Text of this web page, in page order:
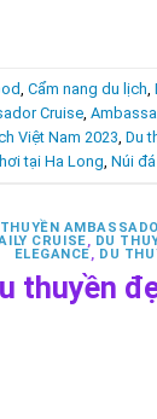
Cẩm nang du lịch
Cruise
Việt Nam 2023 Du
tại Ha Long Núi
CRUISE, DU
ELEGANCE, DU
thuyền